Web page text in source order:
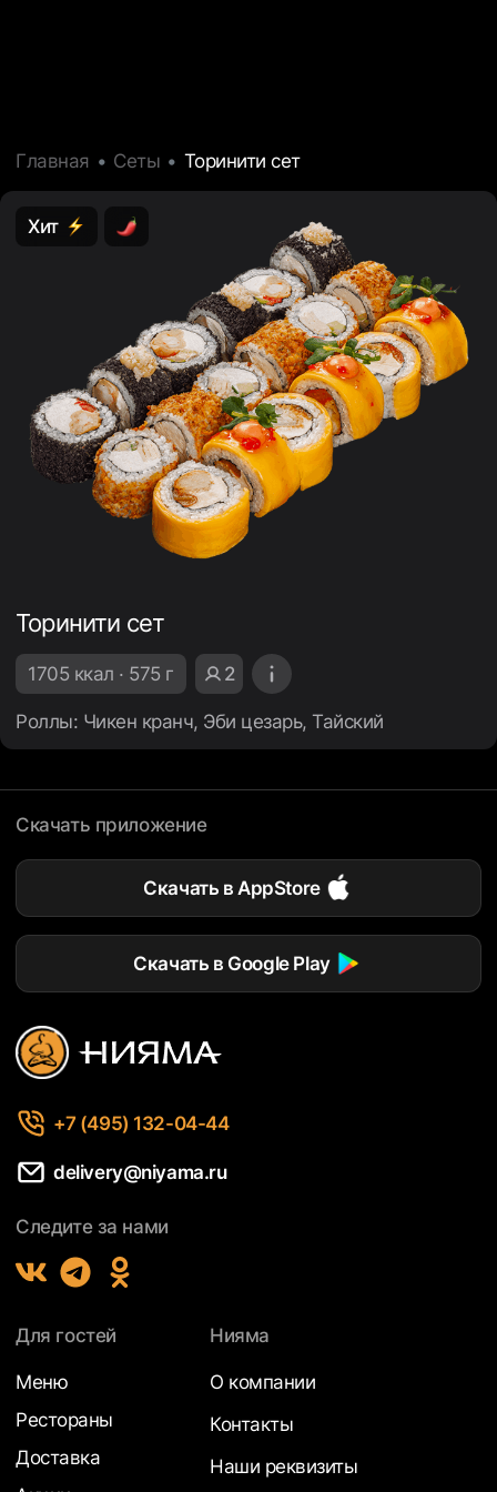
Главная Сеты Торинити сет
Хит
Торинити сет
1705 ккал · 575 г 2
Роллы: Чикен кранч, Эби цезарь, Тайский
Скачать приложение
Скачать в AppStore
Скачать в Google Play
+7 (495) 132-04-44
delivery@niyama.ru
Следите за нами
Для гостей
Меню
Рестораны
Доставка
Нияма
О компании
Контакты
Наши реквизиты